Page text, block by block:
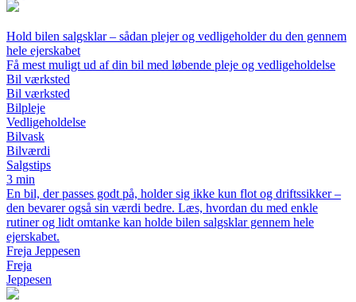
Hold bilen salgsklar – sådan plejer og vedligeholder du den gennem
hele ejerskabet
Få mest muligt ud af din bil med løbende pleje og vedligeholdelse
Bil værksted
Bil værksted
Bilpleje
Vedligeholdelse
Bilvask
Bilværdi
Salgstips
3 min
En bil, der passes godt på, holder sig ikke kun flot og driftssikker –
den bevarer også sin værdi bedre. Læs, hvordan du med enkle
rutiner og lidt omtanke kan holde bilen salgsklar gennem hele
ejerskabet.
Freja Jeppesen
Freja
Jeppesen